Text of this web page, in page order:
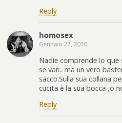
Reply
homosex
Gennaio 27, 2010
Nadie comprende lo
se van.. ma un vero
sacco.Sulla sua collana
cucita è la sua bocca ,o
Reply